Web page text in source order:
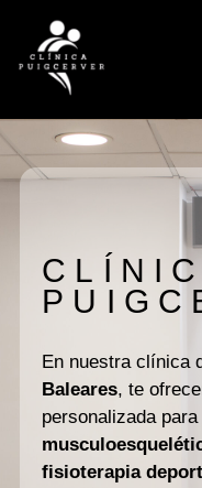
En nuestra clínica
Baleares, te
personalizada
fisioterapia